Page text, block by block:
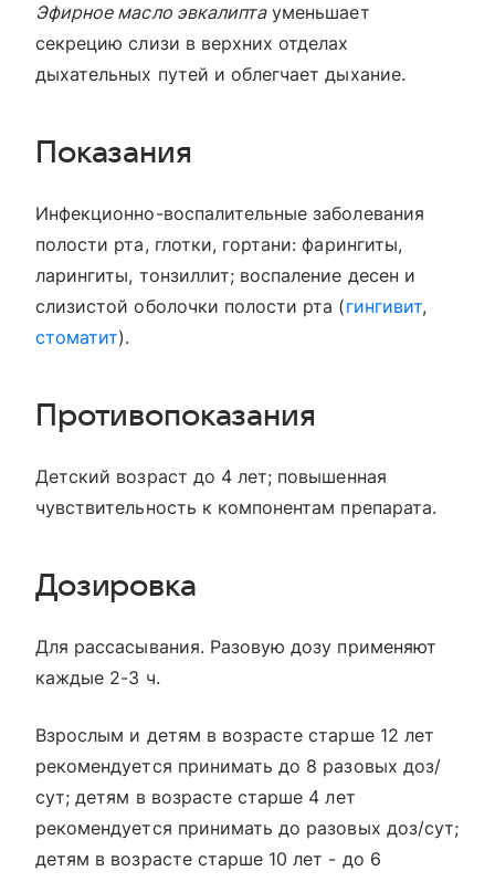
Эфирное масло эвкалиптауменьшает
секрецию слизи в верхних отделах
дыхательных путей и облегчает дыхание.
Показания
Инфекционно-воспалительные заболевания
полости рта, глотки, гортани: фарингиты,
ларингиты, тонзиллит; воспаление десен и
слизистой оболочки полости рта (гингивит,
стоматит).
Противопоказания
Детский возраст до 4 лет; повышенная
чувствительность к компонентам препарата.
Дозировка
Для рассасывания. Разовую дозу применяют
каждые 2-3 ч.
Взрослым и детям в возрасте старше 12 лет
рекомендуется принимать до 8 разовых доз/
сут; детям в возрасте старше 4 лет
рекомендуется принимать до разовых доз/сут;
детям в возрасте старше 10 лет - до 6